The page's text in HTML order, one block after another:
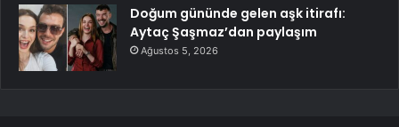
Doğum gününde gelen aşk itirafı:
Aytaç Şaşmaz’dan paylaşım
Ağustos 5, 2026